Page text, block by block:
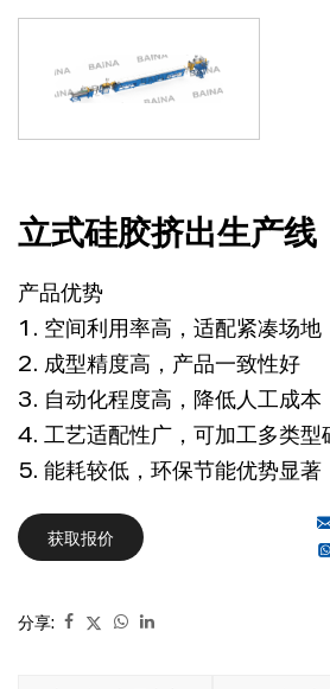
立式硅胶挤出生产线
产品优势
1. 空间利用率高，适配紧凑场地
2. 成型精度高，产品一致性好
3. 自动化程度高，降低人工成本
4. 工艺适配性广，可加工多类型
5. 能耗较低，环保节能优势显著
获取报价
分享: